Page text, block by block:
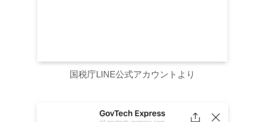
国税庁LINE公式アカウントより